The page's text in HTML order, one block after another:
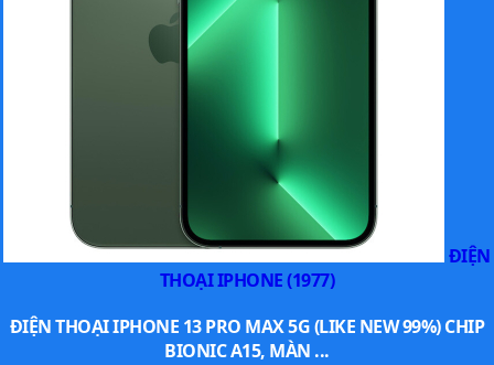
khóa và hiển thị tất cả các thông tin trên màn hình nhờ
vào một thuật toán mới của Apple.
ĐIỆN
THOẠI IPHONE (1977)
ĐIỆN THOẠI IPHONE 13 PRO MAX 5G (LIKE NEW 99%) CHIP
BIONIC A15, MÀN ...